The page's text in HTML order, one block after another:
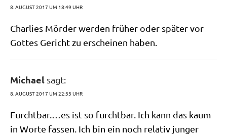
8. AUGUST 2017 UM 18:49 UHR
Char­lies Mör­der wer­den frü­her oder spä­ter vor
Got­tes Gericht zu erschei­nen haben.
Michael sagt:
8. AUGUST 2017 UM 22:55 UHR
Furchtbar.…es ist so furcht­bar. Ich kann das kaum
in Wor­te fas­sen. Ich bin ein noch rela­tiv jun­ger